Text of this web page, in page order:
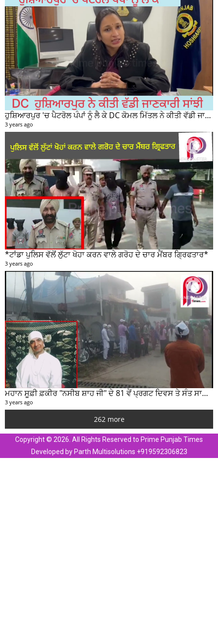
ਹੁਸ਼ਿਆਰਪੁਰ 'ਚ ਪੈਟਰੋਲ ਪੰਪਾਂ ਨੂੰ ਲੈ ਕੇ DC ਕੋਮਲ ਮਿੱਤਲ ਨੇ ਕੀਤੀ ਵੱਡੀ ਜਾਣਕਾਰੀ ਸਾਂਝੀ
3 years ago
*ਟਾਂਡਾ ਪੁਲਿਸ ਵੱਲੋਂ ਲੁੱਟਾ ਖੋਹਾ ਕਰਨ ਵਾਲੇ ਗਰੋਹ ਦੇ ਚਾਰ ਮੈਂਬਰ ਗ੍ਰਿਫਤਾਰ*
3 years ago
ਮਹਾਨ ਸੂਫ਼ੀ ਫ਼ਕੀਰ "ਨਸੀਬ ਸ਼ਾਹ ਜੀ" ਦੇ 81 ਵੇਂ ਪ੍ਰਗਟ ਦਿਵਸ ਤੇ ਸੰਤ ਸਾਹਿਬ ਜੋਤ ਸਿੰਘ ਜੀ ਮਹਾਰਾਜ ਦੇ ਸੁਣੋ ਵਿਚਾਰ
3 years ago
262 more
Copyright © 2026. All Rights Reserved to Prime Punjab Times
Developed by Parth Multisolutions +919592306823